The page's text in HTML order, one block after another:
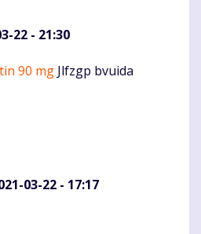
22 - 21:30
90 mg Jlfzgp bvuida
03-22 - 17:17